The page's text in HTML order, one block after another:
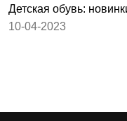
Детская обувь:
10-04-2023